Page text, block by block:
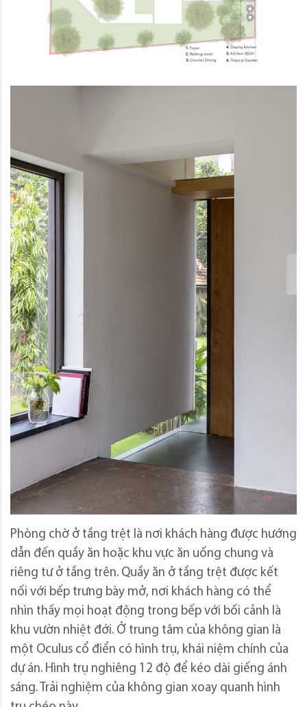
Phòng chờ ở tầng trệt là nơi khách hàng được hướng
dẫn đến quầy ăn hoặc khu vực ăn uống chung và
riêng tư ở tầng trên. Quầy ăn ở tầng trệt được kết
nối với bếp trưng bày mở, nơi khách hàng có thể
nhìn thấy mọi hoạt động trong bếp với bối cảnh là
khu vườn nhiệt đới. Ở trung tâm của không gian là
một Oculus cổ điển có hình trụ, khái niệm chính của
dự án. Hình trụ nghiêng 12 độ để kéo dài giếng ánh
sáng. Trải nghiệm của không gian xoay quanh hình